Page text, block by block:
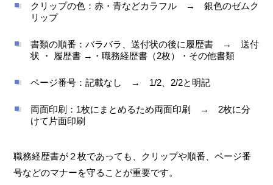
クリップの色：赤・青などカラフル → 銀色のゼムク
リップ
書類の順番：バラバラ、送付状の後に履歴書 → 送付
状 ・ 履歴書 →・職務経歴書（2枚）・その他書類
ページ番号：記載なし → 1/2、2/2と明記
両面印刷：1枚にまとめるため両面印刷 → 2枚に分
けて片面印刷
職務経歴書が２枚であっても、クリップや順番、ページ番
号などのマナーを守ることが重要です。